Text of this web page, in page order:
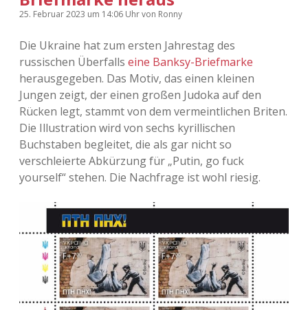
25. Februar 2023 um 14:06 Uhrvon Ronny
Die Ukraine hat zum ersten Jahrestag des
russischen Überfalls eine Banksy-Briefmarke
herausgegeben. Das Motiv, das einen kleinen
Jungen zeigt, der einen großen Judoka auf den
Rücken legt, stammt von dem vermeintlichen Briten.
Die Illustration wird von sechs kyrillischen
Buchstaben begleitet, die als gar nicht so
verschleierte Abkürzung für „Putin, go fuck
yourself“ stehen. Die Nachfrage ist wohl riesig.